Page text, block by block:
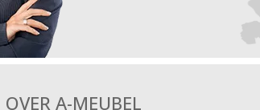
OVER A-MEUBEL